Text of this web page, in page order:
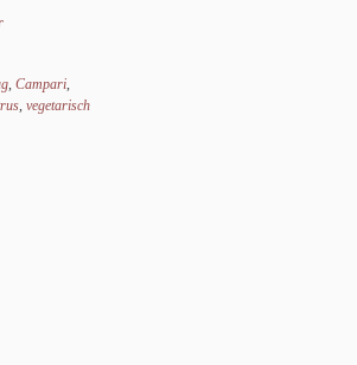
, Campari,
, vegetarisch